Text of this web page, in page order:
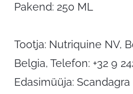
Pakend: 250 ML
Tootja: Nutriquine NV,
Belgia, Telefon: +32 9
Edasimüüja: Scandagra